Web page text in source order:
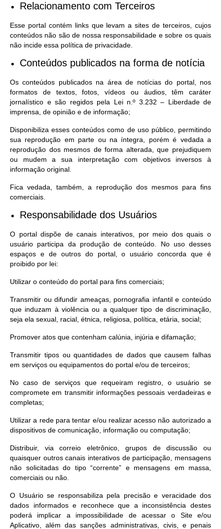
Relacionamento com Terceiros
Esse portal contém links que levam a sites de terceiros, cujos
conteúdos não são de nossa responsabilidade e sobre os quais
não incide essa política de privacidade.
Conteúdos publicados na forma de notícia
Os conteúdos publicados na área de notícias do portal, nos
formatos de textos, fotos, vídeos ou áudios, têm caráter
jornalístico e são regidos pela Lei n.º 3.232 – Liberdade de
imprensa, de opinião e de informação;
Disponibiliza esses conteúdos como de uso público, permitindo
sua reprodução em parte ou na íntegra, porém é vedada a
reprodução dos mesmos de forma alterada, que prejudiquem
ou mudem a sua interpretação com objetivos inversos à
informação original.
Fica vedada, também, a reprodução dos mesmos para fins
comerciais.
Responsabilidade dos Usuários
O portal dispõe de canais interativos, por meio dos quais o
usuário participa da produção de conteúdo. No uso desses
espaços e de outros do portal, o usuário concorda que é
proibido por lei:
Utilizar o conteúdo do portal para fins comerciais;
Transmitir ou difundir ameaças, pornografia infantil e conteúdo
que induzam à violência ou a qualquer tipo de discriminação,
seja ela sexual, racial, étnica, religiosa, política, etária, social;
Promover atos que contenham calúnia, injúria e difamação;
Transmitir tipos ou quantidades de dados que causem falhas
em serviços ou equipamentos do portal e/ou de terceiros;
No caso de serviços que requeiram registro, o usuário se
compromete em transmitir informações pessoais verdadeiras e
completas;
Utilizar a rede para tentar e/ou realizar acesso não autorizado a
dispositivos de comunicação, informação ou computação;
Distribuir, via correio eletrônico, grupos de discussão ou
quaisquer outros canais interativos de participação, mensagens
não solicitadas do tipo “corrente” e mensagens em massa,
comerciais ou não.
O Usuário se responsabiliza pela precisão e veracidade dos
dados informados e reconhece que a inconsistência destes
poderá implicar a impossibilidade de acessar o Site e/ou
Aplicativo, além das sanções administrativas, civis, e penais